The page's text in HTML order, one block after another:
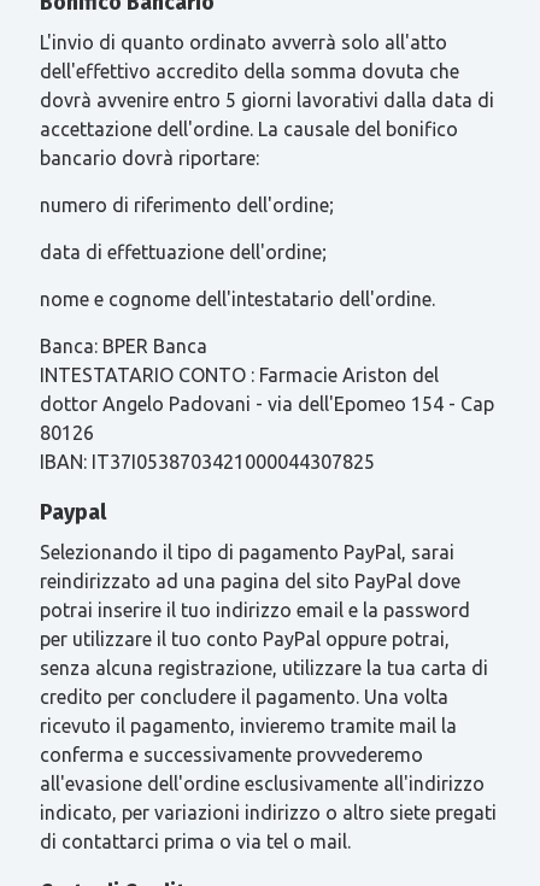
L'invio di quanto ordinato avverrà solo all'atto
dell'effettivo accredito della somma dovuta che
dovrà avvenire entro 5 giorni lavorativi dalla data di
accettazione dell'ordine. La causale del bonifico
bancario dovrà riportare:
numero di riferimento dell'ordine;
data di effettuazione dell'ordine;
nome e cognome dell'intestatario dell'ordine.
Banca: BPER Banca
INTESTATARIO CONTO : Farmacie Ariston del
dottor Angelo Padovani - via dell'Epomeo 154 - Cap
80126
IBAN: IT37I0538703421000044307825
Paypal
Selezionando il tipo di pagamento PayPal, sarai
reindirizzato ad una pagina del sito PayPal dove
potrai inserire il tuo indirizzo email e la password
per utilizzare il tuo conto PayPal oppure potrai,
senza alcuna registrazione, utilizzare la tua carta di
credito per concludere il pagamento. Una volta
ricevuto il pagamento, invieremo tramite mail la
conferma e successivamente provvederemo
all'evasione dell'ordine esclusivamente all'indirizzo
indicato, per variazioni indirizzo o altro siete pregati
di contattarci prima o via tel o mail.